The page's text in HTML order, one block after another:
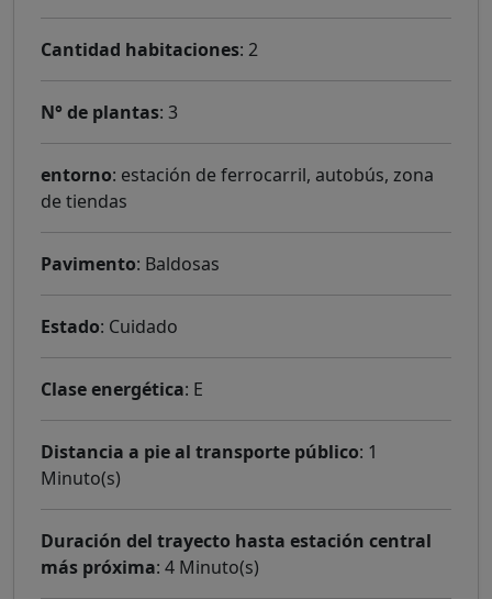
Cantidad habitaciones: 2
N° de plantas: 3
entorno: estación de ferrocarril, autobús, zona
de tiendas
Pavimento: Baldosas
Estado: Cuidado
Clase energética: E
Distancia a pie al transporte público: 1
Minuto(s)
Duración del trayecto hasta estación central
más próxima: 4 Minuto(s)